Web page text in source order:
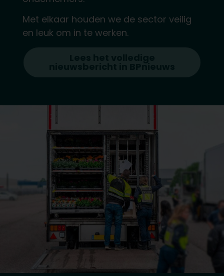
Met elkaar houden we de sector veilig
en leuk om in te werken.